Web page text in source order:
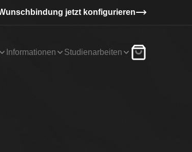
jetzt konfigurieren
Informationen Studienarbeiten